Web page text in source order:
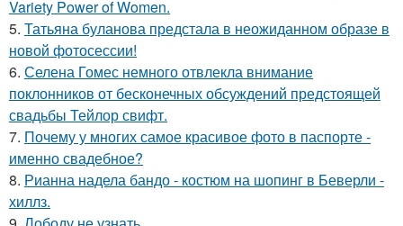
Variety Power of Women.
5. Татьяна буланова предстала в неожиданном образе в
новой фотосессии!
6. Селена Гомес немного отвлекла внимание
поклонников от бесконечных обсуждений предстоящей
свадьбы Тейлор свифт.
7. Почему у многих самое красивое фото в паспорте -
именно свадебное?
8. Рианна надела бандо - костюм на шопинг в Беверли -
хиллз.